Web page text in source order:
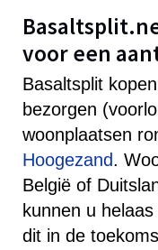
voor een
Basaltsplit
bezorgen
woonplaatsen
Hoogezand.
België of
kunnen u
dit in de